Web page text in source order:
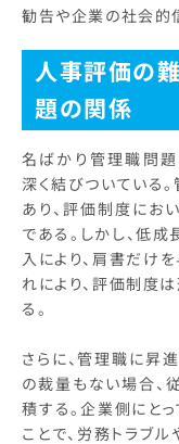
勧告や企業の社会的
人事評価の
題の関係
名ばかり管理職問
深く結びついている
あり、評価制度にお
である。しかし、低
入により、肩書だけ
れにより、評価制度
る。
さらに、管理職に昇
の裁量もない場合、
積する。企業側にと
ことで、労務トラブ